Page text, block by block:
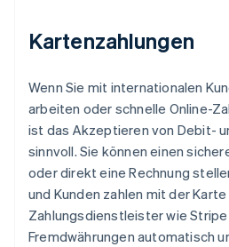
Kartenzahlungen
Wenn Sie mit internationalen
arbeiten oder schnelle Online-
ist das Akzeptieren von Debit-
sinnvoll. Sie können einen
oder direkt eine Rechnung
und Kunden zahlen mit der Karte
Zahlungsdienstleister wie
Fremdwährungen automatisch